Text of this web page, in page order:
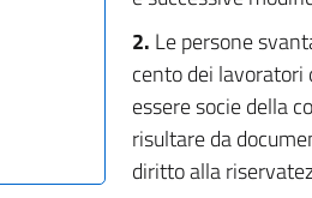
2. Le persone
cento dei
essere socie della
risultare da
diritto alla